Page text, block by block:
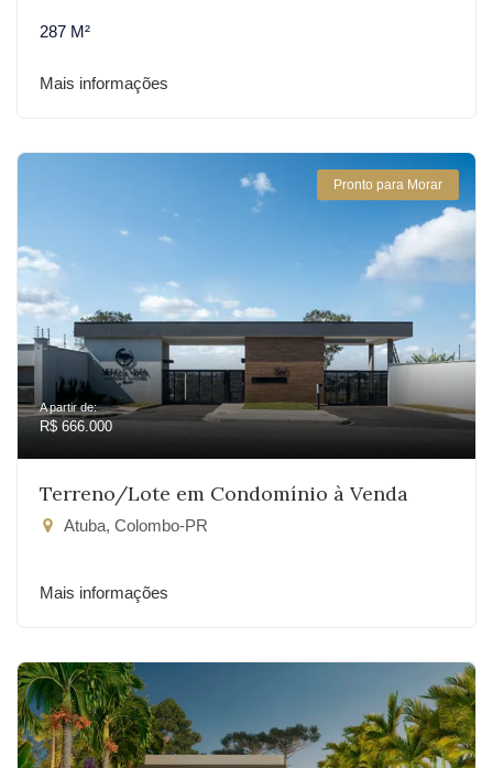
287 M²
Mais informações
Pronto para Morar
A partir de:
R$ 666.000
Terreno/Lote em Condomínio à Venda
Atuba, Colombo-PR
Mais informações